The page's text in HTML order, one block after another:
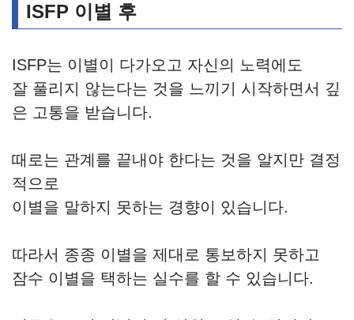
ISFP 이별 후
ISFP는 이별이 다가오고 자신의 노력에도
잘 풀리지 않는다는 것을 느끼기 시작하면서 깊
은 고통을 받습니다.
때로는 관계를 끝내야 한다는 것을 알지만 결정
적으로
이별을 말하지 못하는 경향이 있습니다.
따라서 종종 이별을 제대로 통보하지 못하고
잠수 이별을 택하는 실수를 할 수 있습니다.